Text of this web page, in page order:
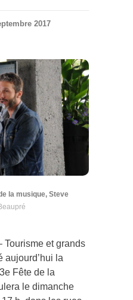
2017
la musique, Steve
Tourisme et grands
aujourd’hui la
Fête de la
le dimanche